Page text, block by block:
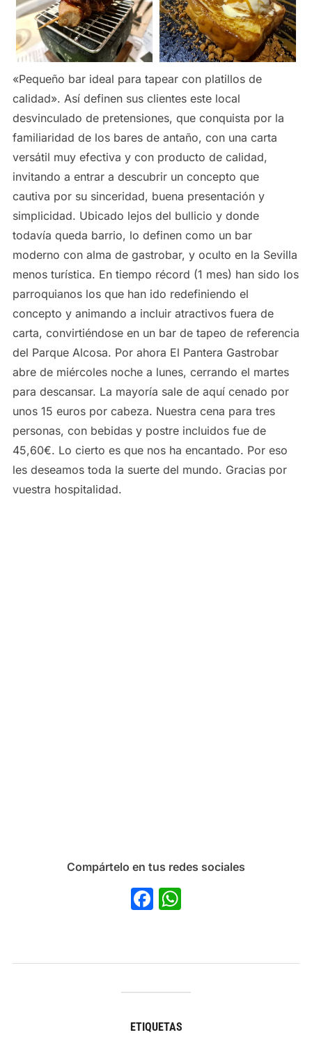
«Pequeño bar ideal para tapear con platillos de
calidad». Así definen sus clientes este local
desvinculado de pretensiones, que conquista por la
familiaridad de los bares de antaño, con una carta
versátil muy efectiva y con producto de calidad,
invitando a entrar a descubrir un concepto que
cautiva por su sinceridad, buena presentación y
simplicidad. Ubicado lejos del bullicio y donde
todavía queda barrio, lo definen como un bar
moderno con alma de gastrobar, y oculto en la Sevilla
menos turística. En tiempo récord (1 mes) han sido los
parroquianos los que han ido redefiniendo el
concepto y animando a incluir atractivos fuera de
carta, convirtiéndose en un bar de tapeo de referencia
del Parque Alcosa. Por ahora El Pantera Gastrobar
abre de miércoles noche a lunes, cerrando el martes
para descansar. La mayoría sale de aquí cenado por
unos 15 euros por cabeza. Nuestra cena para tres
personas, con bebidas y postre incluidos fue de
45,60€. Lo cierto es que nos ha encantado. Por eso
les deseamos toda la suerte del mundo. Gracias por
vuestra hospitalidad.
Compártelo en tus redes sociales
Facebook
ETIQUETAS